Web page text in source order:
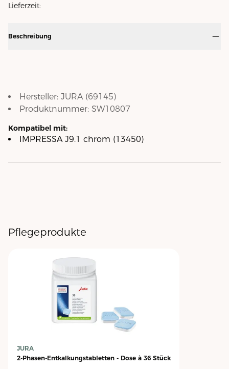
Lieferzeit:
Beschreibung
Hersteller: JURA (69145)
Produktnummer: SW10807
Kompatibel mit:
IMPRESSA J9.1 chrom (13450)
Pflegeprodukte
JURA
2-Phasen-Entkalkungstabletten - Dose à 36 Stück